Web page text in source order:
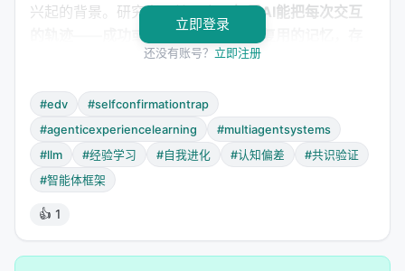
兴起的背景。研究者开始思考：
如果AI能把每次交互
的轨迹——成功或失败——提炼成可复用的记忆，存
储起来，在未来的任务中检索调用，它能不能像人类
这个思路听起来很美好。但就像很多听起来美好的事
情一样，魔鬼藏在细节里。当研究者开始认真实现这
个构想时，他们发现了一个令人不安的现象：AI确实
在积累经验，但它积累的经验不一定是对的。更糟的
是，一旦错误经验被写入记忆，它会像病毒一样传播
记忆不是越多越好，错误的记忆比没有记忆更可怕。
立即登录
还没有账号？ 立即注册
#edv
#selfconfirmationtrap
#agenticexperiencelearning
#multiagentsystems
#llm
#经验学习 #自我进化 #认知偏差
#共识验证
#智能体框架
👍 1